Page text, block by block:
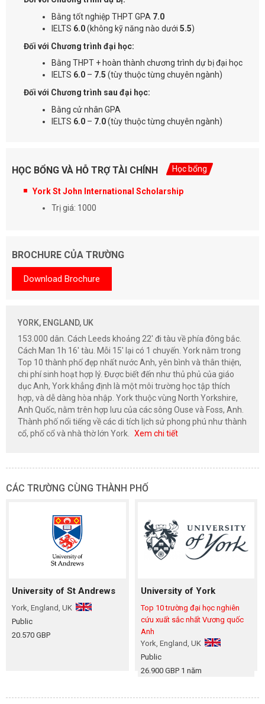
Bằng tốt nghiệp THPT GPA 7.0
IELTS 6.0(không kỹ năng nào dưới 5.5)
Đối với Chương trình đại học:
Bằng THPT + hoàn thành chương trình dự bị đại học
IELTS 6.0 – 7.5 (tùy thuộc từng chuyên ngành)
Đối với Chương trình sau đại học:
Bằng cử nhân GPA
IELTS 6.0 – 7.0(tùy thuộc từng chuyên ngành)
HỌC BỔNG VÀ HỖ TRỢ TÀI CHÍNH Học bổng
York St John International Scholarship
Trị giá: 1000
BROCHURE CỦA TRƯỜNG
Download Brochure
YORK, ENGLAND, UK
153.000 dân. Cách Leeds khoảng 22' đi tàu về phía đông bắc.
Cách Man 1h 16' tàu. Mỗi 15' lại có 1 chuyến. York nằm trong
Top 10 thành phố đẹp nhất nước Anh, yên bình và thân thiện,
chi phí sinh hoạt hợp lý. Được biết đến như thủ phủ của giáo
dục Anh, York khẳng định là một môi trường học tập thích
hợp, và dễ dàng hòa nhập. York thuộc vùng North Yorkshire,
Anh Quốc, nằm trên hợp lưu của các sông Ouse và Foss, Anh.
Thành phố nổi tiếng về các di tích lịch sử phong phú như thành
cổ, phố cổ và nhà thờ lớn York.
Xem chi tiết
CÁC TRƯỜNG CÙNG THÀNH PHỐ
University of St Andrews
York, England, UK
Public
20.570 GBP
University of York
Top 10 trường đại học nghiên
cứu xuất sắc nhất Vương quốc
Anh
York, England, UK
Public
26.900 GBP 1 năm